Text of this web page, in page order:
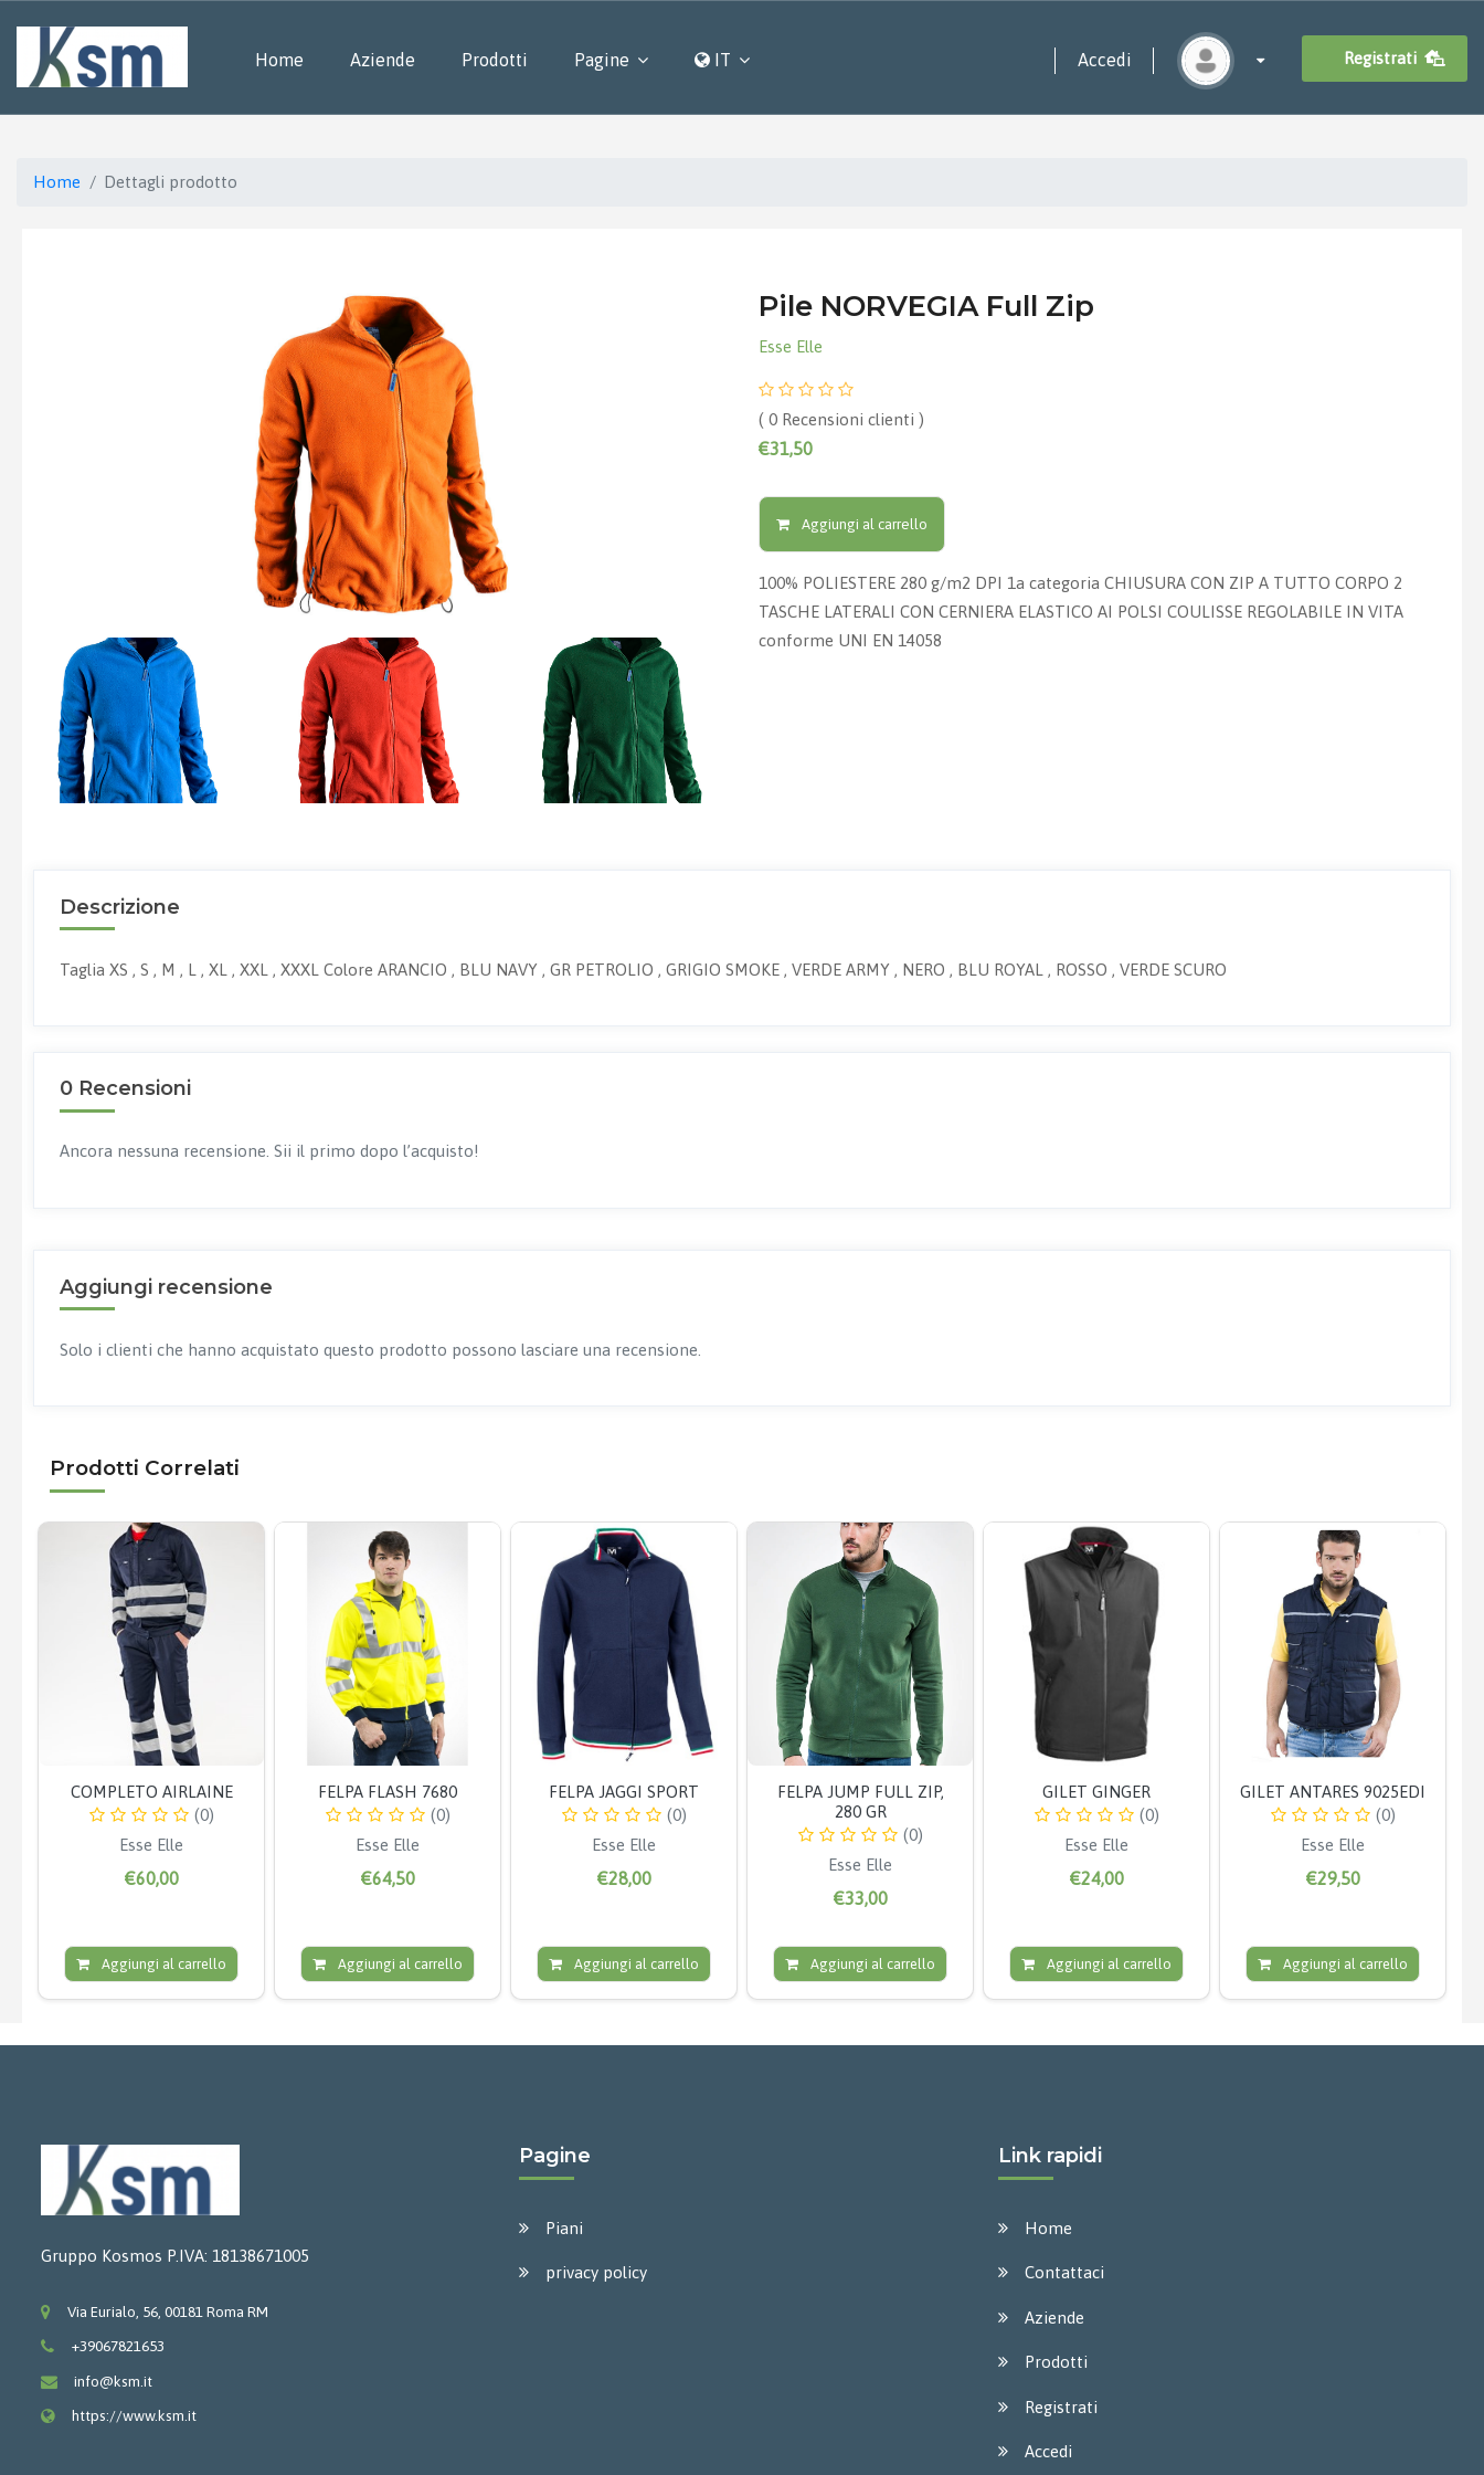
Home Aziende Prodotti Pagine IT Registrati
Accedi
Home Dettagli prodotto
Pile NORVEGIA Full Zip
Esse Elle
( 0 Recensioni clienti )
€31,50
Aggiungi al carrello
100% POLIESTERE 280 g/m2 DPI 1a categoria CHIUSURA CON ZIP A TUTTO CORPO 2
TASCHE LATERALI CON CERNIERA ELASTICO AI POLSI COULISSE REGOLABILE IN VITA
conforme UNI EN 14058
Descrizione
Taglia XS , S , M , L , XL , XXL , XXXL Colore ARANCIO , BLU NAVY , GR PETROLIO , GRIGIO SMOKE , VERDE ARMY , NERO , BLU ROYAL , ROSSO , VERDE SCURO
0 Recensioni
Ancora nessuna recensione. Sii il primo dopo l’acquisto!
Aggiungi recensione
Solo i clienti che hanno acquistato questo prodotto possono lasciare una recensione.
Prodotti Correlati
COMPLETO AIRLAINE
(0)
Esse Elle
€60,00
Aggiungi al carrello
FELPA FLASH 7680
(0)
Esse Elle
€64,50
Aggiungi al carrello
FELPA JAGGI SPORT
(0)
Esse Elle
€28,00
Aggiungi al carrello
FELPA JUMP FULL ZIP,
280 GR
(0)
Esse Elle
€33,00
Aggiungi al carrello
GILET GINGER
(0)
Esse Elle
€24,00
Aggiungi al carrello
GILET ANTARES 9025EDI
(0)
Esse Elle
€29,50
Aggiungi al carrello
Gruppo Kosmos P.IVA: 18138671005
Via Eurialo, 56, 00181 Roma RM
+39067821653
info@ksm.it
https://www.ksm.it
Pagine
Piani
privacy policy
Link rapidi
Home
Contattaci
Aziende
Prodotti
Registrati
Accedi